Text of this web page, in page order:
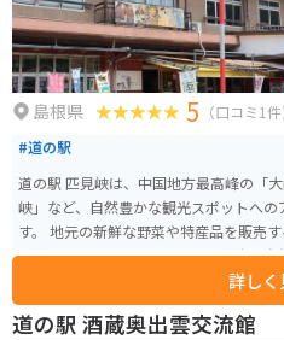
もできるので、家族連れにもおすすめで
島根県 5 （口コミ1件
#道の駅
道の駅 匹見峡は、中国地方最高峰の「
峡」など、自然豊かな観光スポットへ
す。 地元の新鮮な野菜や特産品を販売する物産館や、地元食材を使った料理
が楽しめるレストラン、そして雄大な
おすすめです。 秋には美しい紅葉を楽しむことができ、ドライブやツーリン
グに最適なシーズンです。 【おすすめポイント】 * 匹見峡の絶景 * 新鮮な地
詳しく
道の駅 酒蔵奥出雲交流館